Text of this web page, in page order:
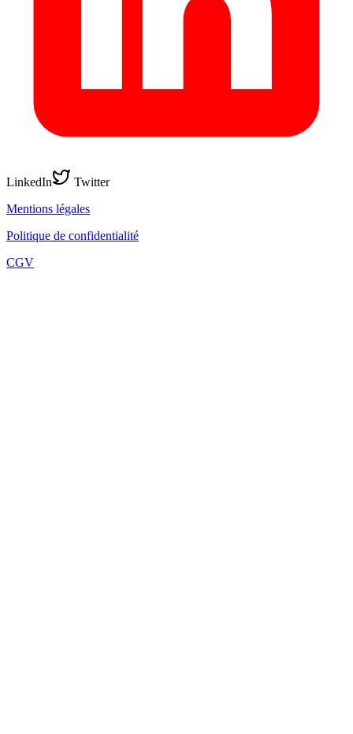
LinkedIn
Twitter
Mentions légales
Politique de confidentialité
CGV